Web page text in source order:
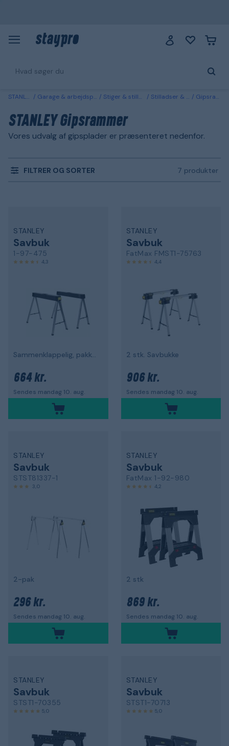
STANLEY Garage & arbejdsplads Stiger & stilladser Stilladser & bukke Gipsrammer
STANLEY Gipsrammer
Vores udvalg af gipsplader er præsenteret nedenfor.
FILTRER OG SORTER 7 produkter
STANLEY
Savbuk
1-97-475
4,3
Sammenklappelig, pakke med 2 stk
664 kr.
Sendes mandag 10. aug.
STANLEY
Savbuk
FatMax FMST1-75763
4,4
2 stk. Savbukke
906 kr.
Sendes mandag 10. aug.
STANLEY
Savbuk
STST81337-1
3,0
2-pak
296 kr.
Sendes mandag 10. aug.
STANLEY
Savbuk
FatMax 1-92-980
4,2
2 stk
869 kr.
Sendes mandag 10. aug.
STANLEY
Savbuk
STST1-70355
5,0
STANLEY
Savbuk
STST1-70713
5,0